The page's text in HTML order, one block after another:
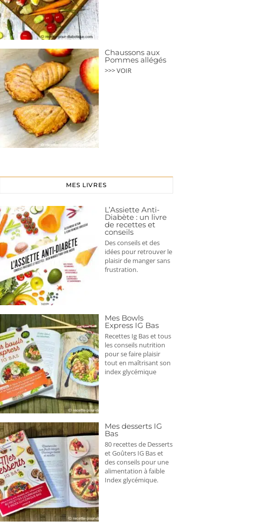
Chaussons aux
Pommes allégés
>>> VOIR
MES LIVRES
L’Assiette Anti-
Diabète : un livre
de recettes et
conseils
Des conseils et des
idées pour retrouver le
plaisir de manger sans
frustration.
Mes Bowls
Express IG Bas
Recettes Ig Bas et tous
les conseils nutrition
pour se faire plaisir
tout en maîtrisant son
index glycémique
Mes desserts IG
Bas
80 recettes de Desserts
et Goûters IG Bas et
des conseils pour une
alimentation à faible
Index glycémique.